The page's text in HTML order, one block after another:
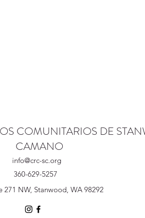
COMUNITARIOS DE
CAMANO
info@crc-sc.org
360-629-5257
271 NW, Stanwood, WA 98292